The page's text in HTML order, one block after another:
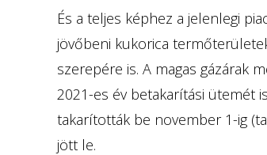
És a teljes képhez a jelenlegi
jövőbeni kukorica
szerepére is. A magas gázárak
2021-es év betakarítási ütemét
takarították be november 1-ig
jött le.